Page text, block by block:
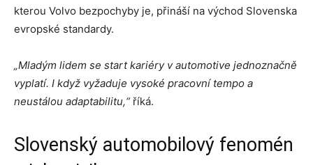
kterou Volvo bezpochyby je, přináší na východ Slovenska
evropské standardy.
„Mladým lidem se start kariéry v automotive jednoznačně
vyplatí. I když vyžaduje vysoké pracovní tempo a
neustálou adaptabilitu,“říká.
Slovenský automobilový fenomén